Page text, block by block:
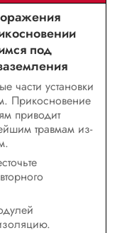
под
части установки
Прикосновение
приводит
травмам из-